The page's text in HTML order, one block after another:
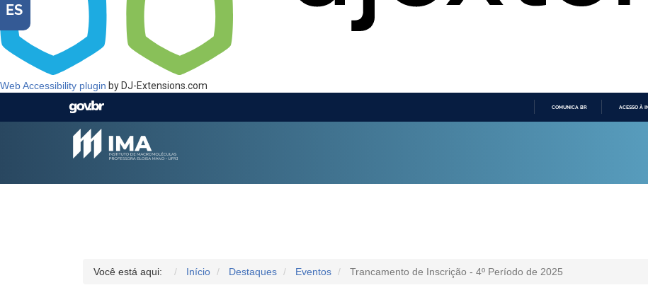
Web Accessibility plugin by DJ-Extensions.com
COMUNICA BR ACESSO À
ES
Você está aqui: Início Destaques Eventos Trancamento de Inscrição - 4º Período de 2025